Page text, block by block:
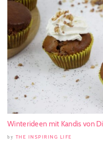
Winterideen mit Kandis von
by THE INSPIRING LIFE